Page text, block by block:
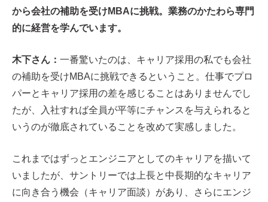
から会社の補助を受けMBAに挑戦。業務のかたわら専門
的に経営を学んでいます。
木下さん： 一番驚いたのは、キャリア採用の私でも会社
の補助を受けMBAに挑戦できるということ。仕事でプロ
パーとキャリア採用の差を感じることはありませんでし
たが、入社すれば全員が平等にチャンスを与えられると
いうのが徹底されていることを改めて実感しました。
これまではずっとエンジニアとしてのキャリアを描いて
いましたが、サントリーでは上長と中長期的なキャリア
に向き合う機会（キャリア面談）があり、さらにエンジ